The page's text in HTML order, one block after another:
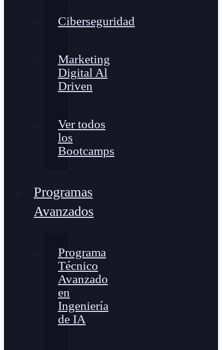
Ciberseguridad
Marketing
Digital Al
Driven
Ver todos
los
Bootcamps
Programas
Avanzados
Programa
Técnico
Avanzado
en
Ingeniería
de IA